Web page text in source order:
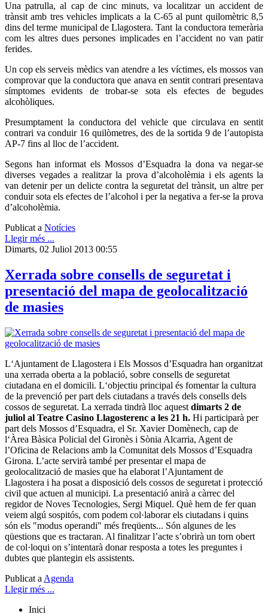
Una patrulla, al cap de cinc minuts, va localitzar un accident de
trànsit amb tres vehicles implicats a la C-65 al punt quilomètric 8,5
dins del terme municipal de Llagostera. Tant la conductora temerària
com les altres dues persones implicades en l’accident no van patir
ferides.
Un cop els serveis mèdics van atendre a les víctimes, els mossos van
comprovar que la conductora que anava en sentit contrari presentava
símptomes evidents de trobar-se sota els efectes de begudes
alcohòliques.
Presumptament la conductora del vehicle que circulava en sentit
contrari va conduir 16 quilòmetres, des de la sortida 9 de l’autopista
AP-7 fins al lloc de l’accident.
Segons han informat els Mossos d’Esquadra la dona va negar-se
diverses vegades a realitzar la prova d’alcoholèmia i els agents la
van detenir per un delicte contra la seguretat del trànsit, un altre per
conduir sota els efectes de l’alcohol i per la negativa a fer-se la prova
d’alcoholèmia.
Publicat a Notícies
Llegir més ...
Dimarts, 02 Juliol 2013 00:55
Xerrada sobre consells de seguretat i
presentació del mapa de geolocalització
de masies
L‘Ajuntament de Llagostera i Els Mossos d’Esquadra han organitzat
una xerrada oberta a la població, sobre consells de seguretat
ciutadana en el domicili. L‘objectiu principal és fomentar la cultura
de la prevenció per part dels ciutadans a través dels consells dels
cossos de seguretat. La xerrada tindrà lloc aquest dimarts 2 de
juliol al Teatre Casino Llagosterenc a les 21 h. Hi participarà per
part dels Mossos d’Esquadra, el Sr. Xavier Domènech, cap de
l‘Àrea Bàsica Policial del Gironès i Sònia Alcarria, Agent de
l’Oficina de Relacions amb la Comunitat dels Mossos d’Esquadra
Girona. L’acte servirà també per presentar el mapa de
geolocalització de masies que ha elaborat l’Ajuntament de
Llagostera i ha posat a disposició dels cossos de seguretat i protecció
civil que actuen al municipi. La presentació anirà a càrrec del
regidor de Noves Tecnologies, Sergi Miquel. Què hem de fer quan
veiem algú sospitós, com podem col·laborar els ciutadans i quins
són els "modus operandi" més freqüents... Són algunes de les
qüestions que es tractaran. Al finalitzar l’acte s’obrirà un torn obert
de col·loqui on s’intentarà donar resposta a totes les preguntes i
dubtes que plantegin els assistents.
Publicat a Agenda
Llegir més ...
Inici